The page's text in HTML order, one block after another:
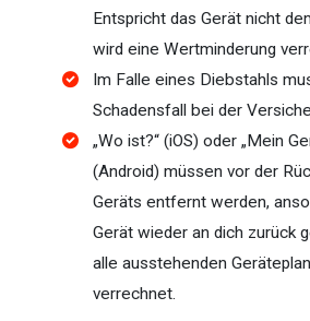
Entspricht das Gerät nicht
wird eine Wertminderung
Im Falle eines Diebstahls
Schadensfall bei der
„Wo ist?“ (iOS) oder „Mein
(Android) müssen vor der
Geräts entfernt werden,
Gerät wieder an dich zurück
alle ausstehenden
verrechnet.